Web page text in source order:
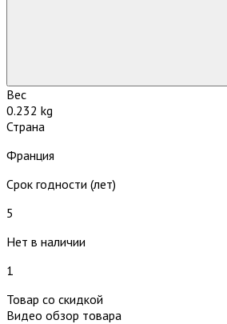
Вес
0.232 kg
Страна
Франция
Срок годности (лет)
5
Нет в наличии
1
Товар со скидкой
Видео обзор товара